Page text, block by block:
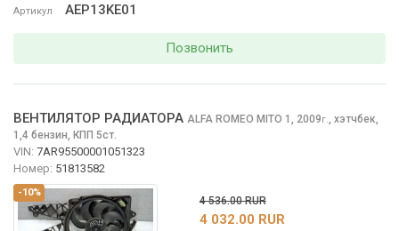
Артикул AEP13KE01
Позвонить
-10%
ВЕНТИЛЯТОР РАДИАТОРА ALFA ROMEO MITO 1, 2009г., хэтчбек,
1,4 бензин, КПП 5ст.
VIN: 7AR95500001051323
Номер: 51813582
4 536.00 RUR
4 032.00 RUR